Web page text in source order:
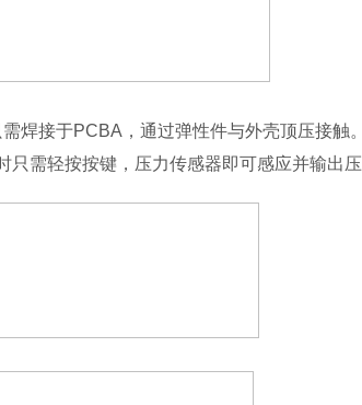
焊接于PCBA，通过弹性件与外壳顶压接
需轻按按键，压力传感器即可感应并输出